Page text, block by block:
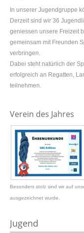
In unserer Jugendgruppe
Derzeit sind wir 36
geniessen unsere Freizeit
gemeinsam mit Freunden
verbringen.
Dabei steht natürlich der
erfolgreich an Regatten,
teilnehmen.
Verein des Jahres
Besonders stolz sind wir auf
ausgezeichnet wurde.
Jugend